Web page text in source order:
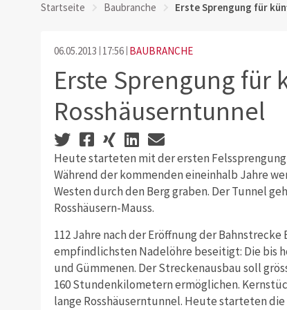
Startseite Baubranche Erste Sprengung für
06.05.2013 17:56 BAUBRANCHE
Erste Sprengung für
Rosshäuserntunnel
Heute starteten mit der ersten
Während der kommenden eineinhalb Jahre
Westen durch den Berg graben. Der Tunnel
Rosshäusern-Mauss.
112 Jahre nach der Eröffnung der
empfindlichsten Nadelöhre beseitigt: Die bis
und Gümmenen. Der Streckenausbau soll
160 Stundenkilometern ermöglichen.
lange Rosshäuserntunnel. Heute starteten